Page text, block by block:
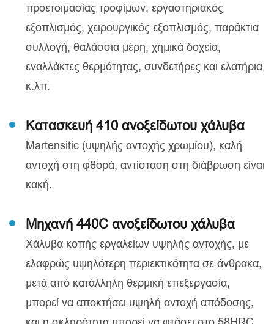
προετοιμασίας τροφίμων, εργαστηριακός
εξοπλισμός, χειρουργικός εξοπλισμός, παράκτια
συλλογή, θαλάσσια μέρη, χημικά δοχεία,
εναλλάκτες θερμότητας, συνδετήρες και ελατήρια
κ.λπ.
Κατασκευή 410 ανοξείδωτου χάλυβα
Martensitic (υψηλής αντοχής χρωμίου), καλή
αντοχή στη φθορά, αντίσταση στη διάβρωση είναι
κακή.
Μηχανή 440C ανοξείδωτου χάλυβα
Χάλυβα κοπής εργαλείων υψηλής αντοχής, με
ελαφρώς υψηλότερη περιεκτικότητα σε άνθρακα,
μετά από κατάλληλη θερμική επεξεργασία,
μπορεί να αποκτήσει υψηλή αντοχή απόδοσης,